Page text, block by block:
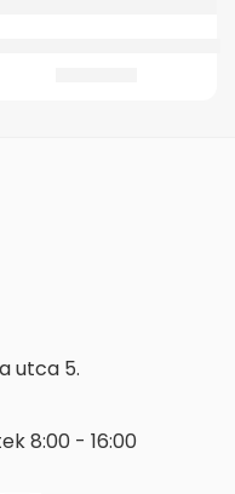
utca 5.
8:00 - 16:00